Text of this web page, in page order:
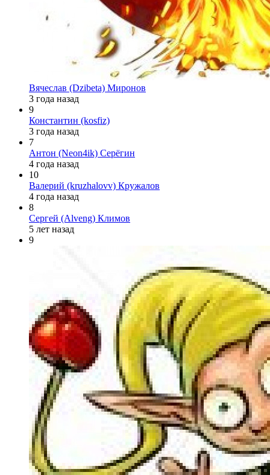
Вячеслав (Dzibeta) Миронов
3 года назад
9
Константин (kosfiz)
3 года назад
7
Антон (Neon4ik) Серёгин
4 года назад
10
Валерий (kruzhalovv) Кружалов
4 года назад
8
Сергей (Alveng) Климов
5 лет назад
9